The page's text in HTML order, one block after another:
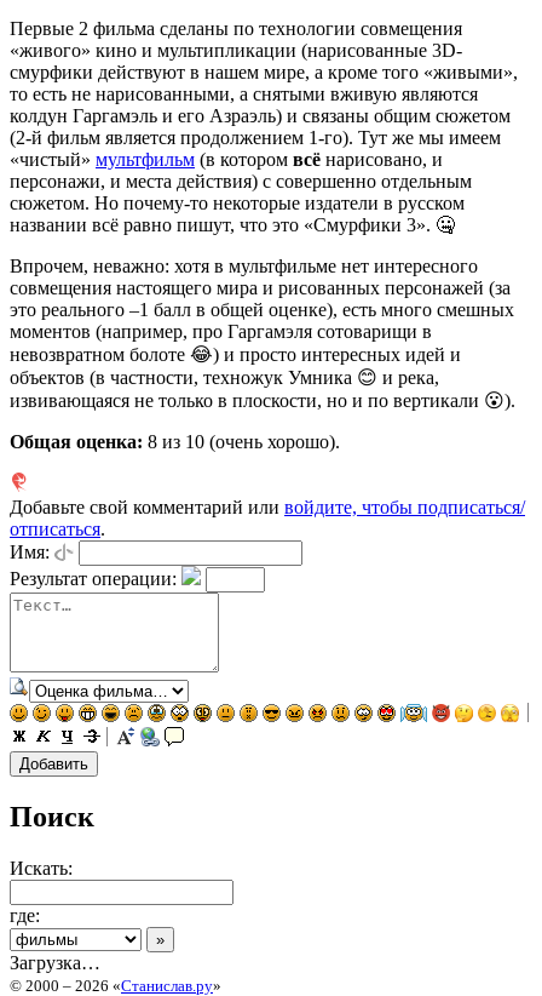
Первые 2 фильма сделаны по технологии совмещения
«живого» кино и мультипликации (нарисованные 3D-
смурфики действуют в нашем мире, а кроме того «живыми»,
то есть не нарисованными, а снятыми вживую являются
колдун Гаргамэль и его Азраэль) и связаны общим сюжетом
(2-й фильм является продолжением 1-го). Тут же мы имеем
«чистый» мультфильм (в котором всё нарисовано, и
персонажи, и места действия) с совершенно отдельным
сюжетом. Но почему-то некоторые издатели в русском
названии всё равно пишут, что это «Смурфики 3». 🤐
Впрочем, неважно: хотя в мультфильме нет интересного
совмещения настоящего мира и рисованных персонажей (за
это реального –1 балл в общей оценке), есть много смешных
моментов (например, про Гаргамэля сотоварищи в
невозвратном болоте 😂) и просто интересных идей и
объектов (в частности, техножук Умника 😊 и река,
извивающаяся не только в плоскости, но и по вертикали 😮).
Общая оценка: 8 из 10 (очень хорошо).
Добавьте свой комментарий или войдите, чтобы подписаться/
отписаться.
Имя:
Результат операции:
Поиск
Искать:
где:
Загрузка…
© 2000 – 2026 «Станислав.ру»